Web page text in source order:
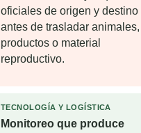
oficiales de origen y destino
antes de trasladar animales,
productos o material
reproductivo.
TECNOLOGÍA Y LOGÍSTICA
Monitoreo que produce